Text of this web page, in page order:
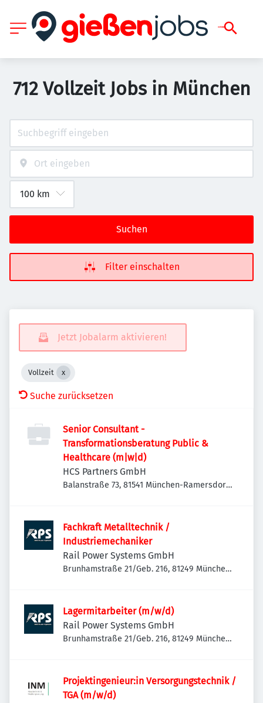
712 Vollzeit Jobs in München
Suchen
Filter einschalten
Jetzt Jobalarm aktivieren!
Vollzeit
Suche zurücksetzen
Senior Consultant -
Transformationsberatung Public &
Healthcare (m|w|d)
HCS Partners GmbH
Balanstraße 73, 81541 München-Ramersdorf-
Fachkraft Metalltechnik /
Industriemechaniker
Rail Power Systems GmbH
Brunhamstraße 21/Geb. 216, 81249 München-
Lagermitarbeiter (m/w/d)
Rail Power Systems GmbH
Brunhamstraße 21/Geb. 216, 81249 München-
Projektingenieur:in Versorgungstechnik /
TGA (m/w/d)